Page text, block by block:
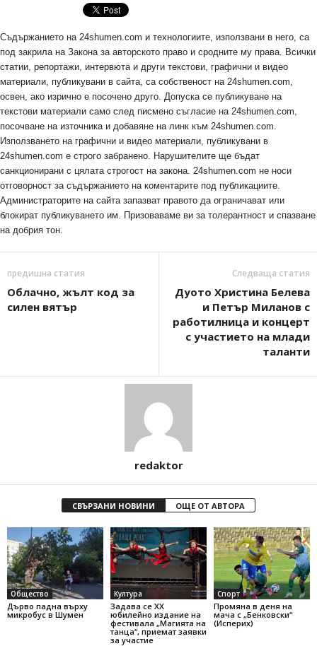
Съдържанието на 24shumen.com и технологиите, използвани в него, са
под закрила на Закона за авторското право и сродните му права. Всички
статии, репортажи, интервюта и други текстови, графични и видео
материали, публикувани в сайта, са собственост на 24shumen.com,
освен, ако изрично е посочено друго. Допуска се публикуване на
текстови материали само след писмено съгласие на 24shumen.com,
посочване на източника и добавяне на линк към 24shumen.com.
Използването на графични и видео материали, публикувани в
24shumen.com е строго забранено. Нарушителите ще бъдат
санкционирани с цялата строгост на закона. 24shumen.com не носи
отговорност за съдържанието на коментарите под публикациите.
Администраторите на сайта запазват правото да ограничават или
блокират публикуването им. Призоваваме ви за толерантност и спазване
на добрия тон.
предишна статия
Облачно, жълт код за
силен вятър
Следваща статия
Дуото Христина Белева
и Петър Миланов с
работилница и концерт
с участието на млади
таланти
redaktor
СВЪРЗАНИ НОВИНИ ОЩЕ ОТ АВТОРА
Общество
Дърво падна върху
микробус в Шумен
Култура
Задава се ХХ
юбилейно издание на
фестивала „Магията на
танца“, приемат заявки
за участие
Спорт
Промяна в деня на
мача с „Бенковски“
(Исперих)